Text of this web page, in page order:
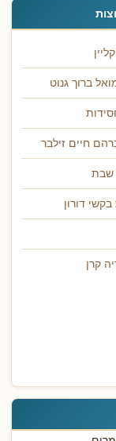
ברוך גנוט
חיים זילבר
שבת
דורון
קרן